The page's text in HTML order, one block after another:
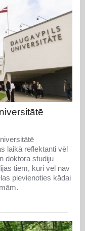
laikā reflektanti vēl
doktora studiju
tiem, kuri vēl nav
pievienoties kādai